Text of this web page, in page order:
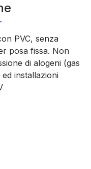
PVC, senza
posa fissa. Non
di alogeni (gas
installazioni